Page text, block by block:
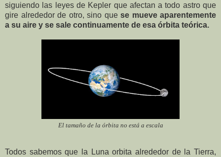
siguiendo las leyes de Kepler que afectan a todo astro que
gire alrededor de otro, sino que se mueve aparentemente
a su aire y se sale continuamente de esa órbita teórica.
El tamaño de la órbita no está a escala
Todos sabemos que la Luna orbita alrededor de la Tierra,